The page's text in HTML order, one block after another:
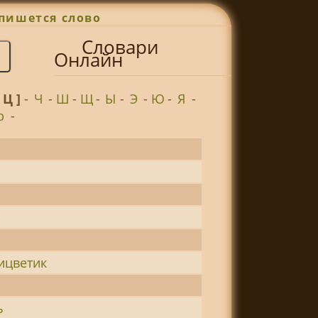
слово
Словари
Онлайн
Ц ]- Ч - Ш - Щ- Ы - Э - Ю - Я -
-